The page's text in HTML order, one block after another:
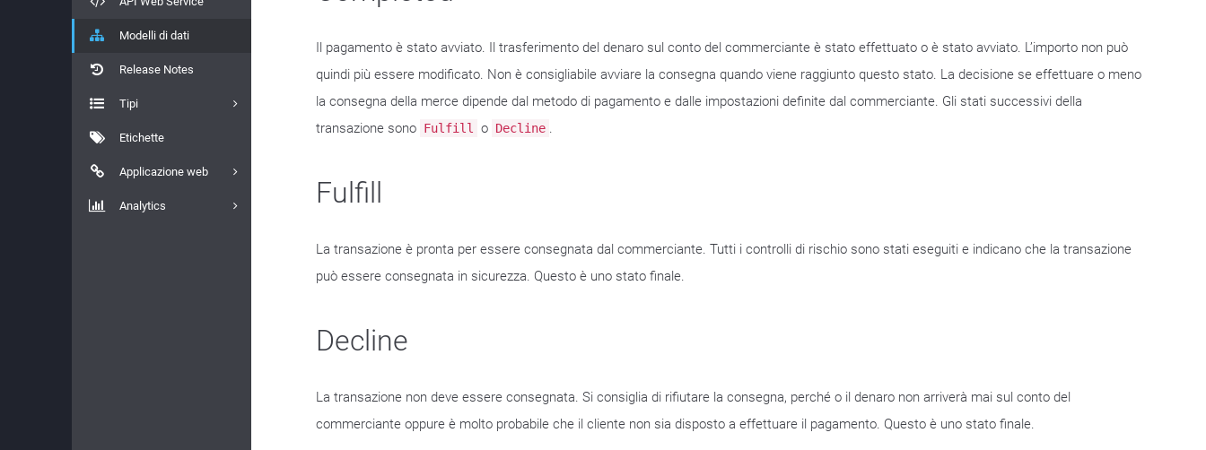
Modelli di dati
Release Notes
Tipi
Etichette
Applicazione web
Analytics
Il pagamento è stato avviato. Il trasferimento del denaro sul conto del commerciante è stato effettuato o è stato avviato. L’importo non può
quindi più essere modificato. Non è consigliabile avviare la consegna quando viene raggiunto questo stato. La decisione se effettuare o meno
la consegna della merce dipende dal metodo di pagamento e dalle impostazioni definite dal commerciante. Gli stati successivi della
transazione sono Fulfill o Decline .
Fulfill
La transazione è pronta per essere consegnata dal commerciante. Tutti i controlli di rischio sono stati eseguiti e indicano che la transazione
può essere consegnata in sicurezza. Questo è uno stato finale.
Decline
La transazione non deve essere consegnata. Si consiglia di rifiutare la consegna, perché o il denaro non arriverà mai sul conto del
commerciante oppure è molto probabile che il cliente non sia disposto a effettuare il pagamento. Questo è uno stato finale.